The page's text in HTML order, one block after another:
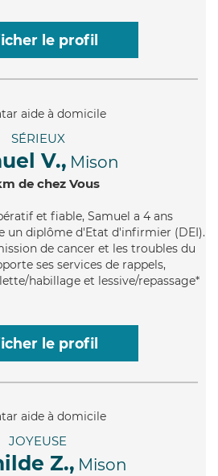
le profil
SÉRIEUX
V., Mison
de chez Vous
et fiable, Samuel a 4 ans
un diplôme d'Etat d'infirmier (DEI).
de cancer et les troubles du
ses services de rappels,
habillage et lessive/repassage*
le profil
JOYEUSE
Z., Mison